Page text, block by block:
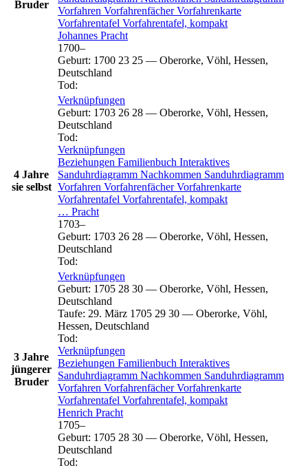
Bruder
Vorfahren VorfahrenfächerVorfahrenkarte
Vorfahrentafel Vorfahrentafel, kompakt
Johannes Pracht
1700–
Geburt: 1700 23 25 — Oberorke, Vöhl, Hessen,
Deutschland
Tod:
4 Jahre
sie selbst
Verknüpfungen
Geburt: 1703 26 28 — Oberorke, Vöhl, Hessen,
Deutschland
Tod:
Verknüpfungen
Beziehungen Familienbuch Interaktives
Sanduhrdiagramm Nachkommen Sanduhrdiagramm
Vorfahren VorfahrenfächerVorfahrenkarte
Vorfahrentafel Vorfahrentafel, kompakt
… Pracht
1703–
Geburt: 1703 26 28 — Oberorke, Vöhl, Hessen,
Deutschland
Tod:
3 Jahre
jüngerer
Bruder
Verknüpfungen
Geburt: 1705 28 30 — Oberorke, Vöhl, Hessen,
Deutschland
Taufe: 29. März 1705 29 30 — Oberorke, Vöhl,
Hessen, Deutschland
Tod:
Verknüpfungen
Beziehungen Familienbuch Interaktives
Sanduhrdiagramm Nachkommen Sanduhrdiagramm
Vorfahren VorfahrenfächerVorfahrenkarte
Vorfahrentafel Vorfahrentafel, kompakt
Henrich Pracht
1705–
Geburt: 1705 28 30 — Oberorke, Vöhl, Hessen,
Deutschland
Tod: